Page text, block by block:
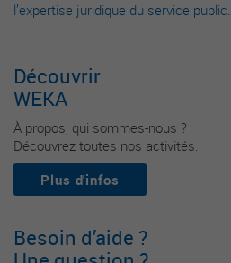
l’expertise juridique du service public.
Découvrir
WEKA
À propos, qui sommes-nous ?
Découvrez toutes nos activités.
Plus d'infos
Besoin d’aide ?